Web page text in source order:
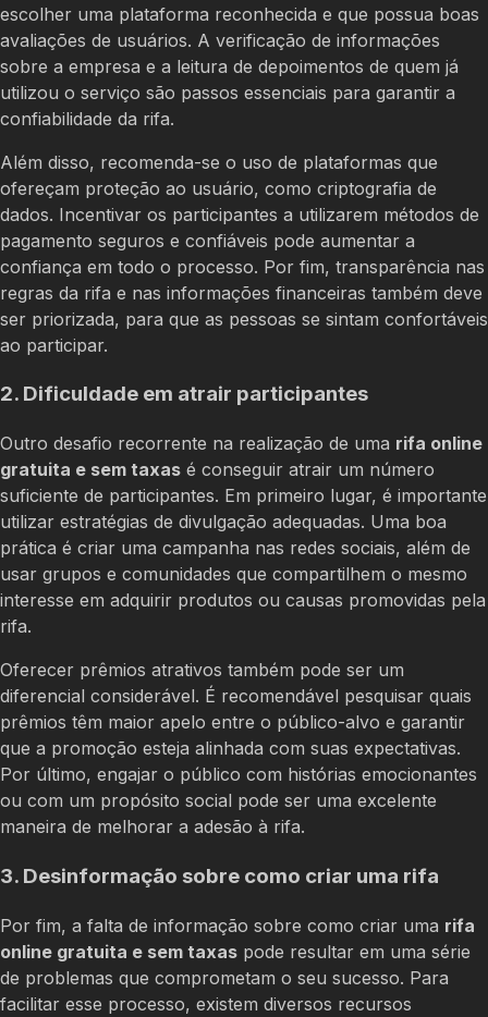
escolher uma plataforma reconhecida e que possua boas
avaliações de usuários. A verificação de informações
sobre a empresa e a leitura de depoimentos de quem já
utilizou o serviço são passos essenciais para garantir a
confiabilidade da rifa.
Além disso, recomenda-se o uso de plataformas que
ofereçam proteção ao usuário, como criptografia de
dados. Incentivar os participantes a utilizarem métodos de
pagamento seguros e confiáveis pode aumentar a
confiança em todo o processo. Por fim, transparência nas
regras da rifa e nas informações financeiras também deve
ser priorizada, para que as pessoas se sintam confortáveis
ao participar.
2. Dificuldade em atrair participantes
Outro desafio recorrente na realização de uma rifa online
gratuita e sem taxas é conseguir atrair um número
suficiente de participantes. Em primeiro lugar, é importante
utilizar estratégias de divulgação adequadas. Uma boa
prática é criar uma campanha nas redes sociais, além de
usar grupos e comunidades que compartilhem o mesmo
interesse em adquirir produtos ou causas promovidas pela
rifa.
Oferecer prêmios atrativos também pode ser um
diferencial considerável. É recomendável pesquisar quais
prêmios têm maior apelo entre o público-alvo e garantir
que a promoção esteja alinhada com suas expectativas.
Por último, engajar o público com histórias emocionantes
ou com um propósito social pode ser uma excelente
maneira de melhorar a adesão à rifa.
3. Desinformação sobre como criar uma rifa
Por fim, a falta de informação sobre como criar uma rifa
online gratuita e sem taxas pode resultar em uma série
de problemas que comprometam o seu sucesso. Para
facilitar esse processo, existem diversos recursos